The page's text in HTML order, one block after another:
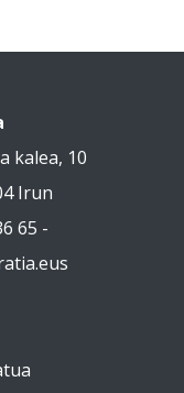
kalea, 10
Irun
65 -